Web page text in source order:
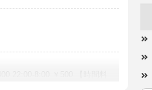
22:00-8:00 ￥500 【時間料